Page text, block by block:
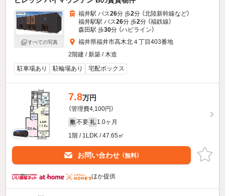
すべての写真
福井駅 バス26分 歩2分 （北陸新幹線など）
福井駅駅 バス26分 歩2分 （福鉄線）
森田駅 歩30分 （ハピライン）
福井県福井市高木北４丁目403番地
2階建 / 新築 / 木造
駐車場あり
駐輪場あり 宅配ボックス
7.8万円
（管理費4,100円）
敷 不要 礼 1.0ヶ月
1階 / 1LDK / 47.65㎡
お問い合わせ （無料）
ほか提供